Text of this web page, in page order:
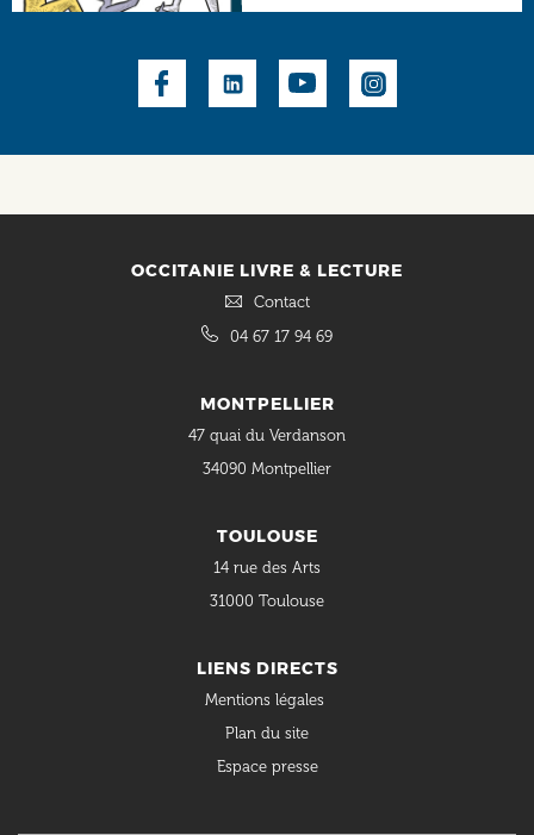
OCCITANIE LIVRE & LECTURE
Contact
04 67 17 94 69
MONTPELLIER
47 quai du Verdanson
34090 Montpellier
TOULOUSE
14 rue des Arts
31000 Toulouse
LIENS DIRECTS
Mentions légales
Plan du site
Espace presse